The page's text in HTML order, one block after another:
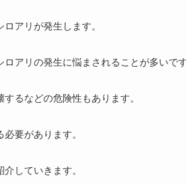
アリが発生します。
アリの発生に悩まされることが多いです
るなどの危険性もあります。
要があります。
していきます。